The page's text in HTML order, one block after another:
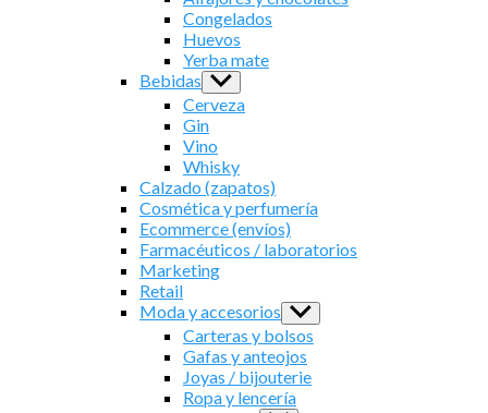
menu
Congelados
Huevos
Yerba mate
Bebidas Show
sub
menu
Cerveza
Gin
Vino
Whisky
Calzado (zapatos)
Cosmética y perfumería
Ecommerce (envíos)
Farmacéuticos / laboratorios
Marketing
Retail
Moda y accesorios Show
sub
menu
Carteras y bolsos
Gafas y anteojos
Joyas / bijouterie
Ropa y lencería